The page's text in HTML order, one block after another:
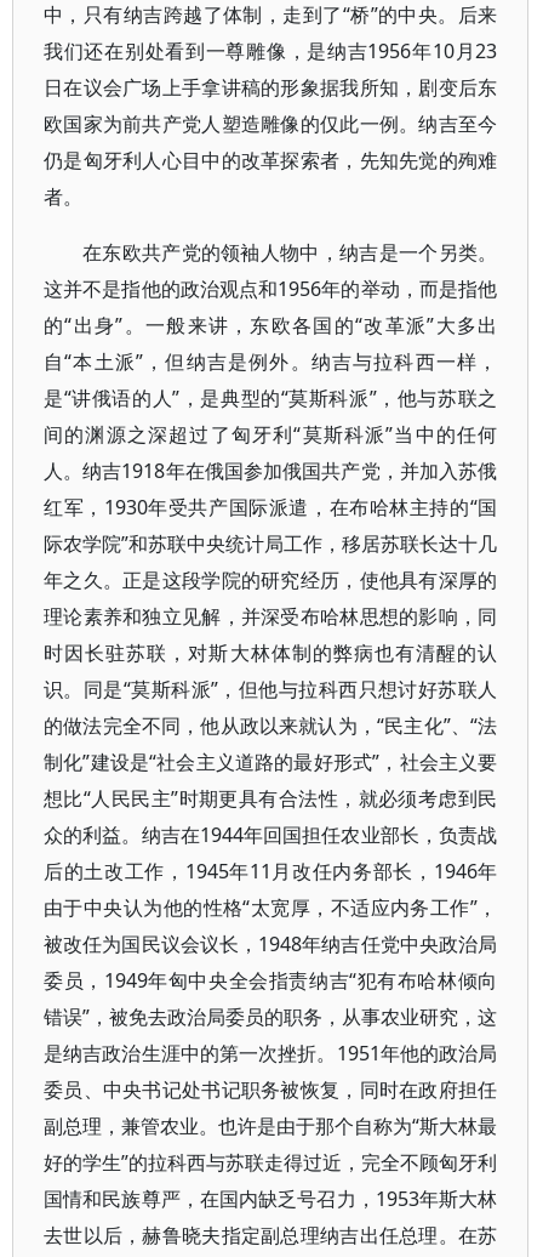
中，只有纳吉跨越了体制，走到了“桥”的中央。后来
我们还在别处看到一尊雕像，是纳吉1956年10月23
日在议会广场上手拿讲稿的形象据我所知，剧变后东
欧国家为前共产党人塑造雕像的仅此一例。纳吉至今
仍是匈牙利人心目中的改革探索者，先知先觉的殉难
者。
在东欧共产党的领袖人物中，纳吉是一个另类。
这并不是指他的政治观点和1956年的举动，而是指他
的“出身”。一般来讲，东欧各国的“改革派”大多出
自“本土派”，但纳吉是例外。纳吉与拉科西一样，
是“讲俄语的人”，是典型的“莫斯科派”，他与苏联之
间的渊源之深超过了匈牙利“莫斯科派”当中的任何
人。纳吉1918年在俄国参加俄国共产党，并加入苏俄
红军，1930年受共产国际派遣，在布哈林主持的“国
际农学院”和苏联中央统计局工作，移居苏联长达十几
年之久。正是这段学院的研究经历，使他具有深厚的
理论素养和独立见解，并深受布哈林思想的影响，同
时因长驻苏联，对斯大林体制的弊病也有清醒的认
识。同是“莫斯科派”，但他与拉科西只想讨好苏联人
的做法完全不同，他从政以来就认为，“民主化”、“法
制化”建设是“社会主义道路的最好形式”，社会主义要
想比“人民民主”时期更具有合法性，就必须考虑到民
众的利益。纳吉在1944年回国担任农业部长，负责战
后的土改工作，1945年11月改任内务部长，1946年
由于中央认为他的性格“太宽厚，不适应内务工作”，
被改任为国民议会议长，1948年纳吉任党中央政治局
委员，1949年匈中央全会指责纳吉“犯有布哈林倾向
错误”，被免去政治局委员的职务，从事农业研究，这
是纳吉政治生涯中的第一次挫折。1951年他的政治局
委员、中央书记处书记职务被恢复，同时在政府担任
副总理，兼管农业。也许是由于那个自称为“斯大林最
好的学生”的拉科西与苏联走得过近，完全不顾匈牙利
国情和民族尊严，在国内缺乏号召力，1953年斯大林
去世以后，赫鲁晓夫指定副总理纳吉出任总理。在苏